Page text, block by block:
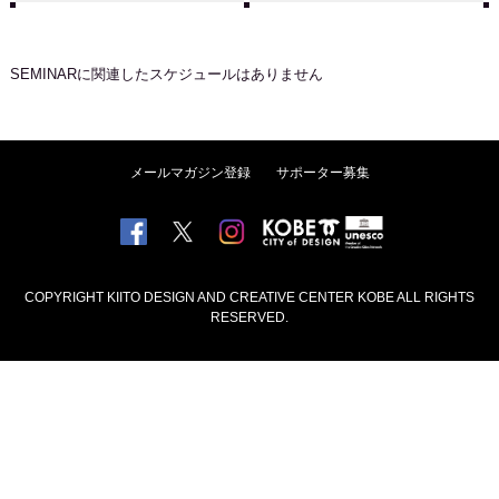
SEMINARに関連したスケジュールはありません
メールマガジン登録 サポーター募集
COPYRIGHT KIITO DESIGN AND CREATIVE CENTER KOBE ALL RIGHTS
RESERVED.